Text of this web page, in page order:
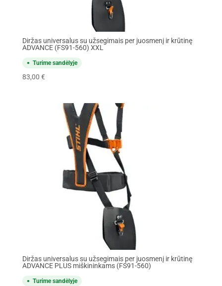
Diržas universalus su užsegimais per juosmenį ir krūtinę
ADVANCE (FS91-560) XXL
Turime sandėlyje
83,00 €
Diržas universalus su užsegimais per juosmenį ir krūtinę
ADVANCE PLUS miškininkams (FS91-560)
Turime sandėlyje